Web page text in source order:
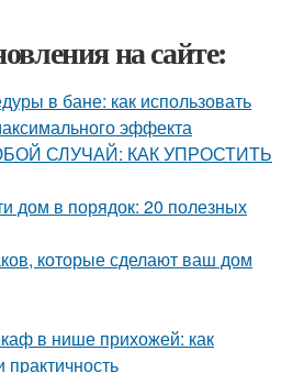
на сайте:
в бане: как использовать
эффекта
СЛУЧАЙ: КАК УПРОСТИТЬ
дом в порядок: 20 полезных
которые сделают ваш дом
в нише прихожей: как
практичность